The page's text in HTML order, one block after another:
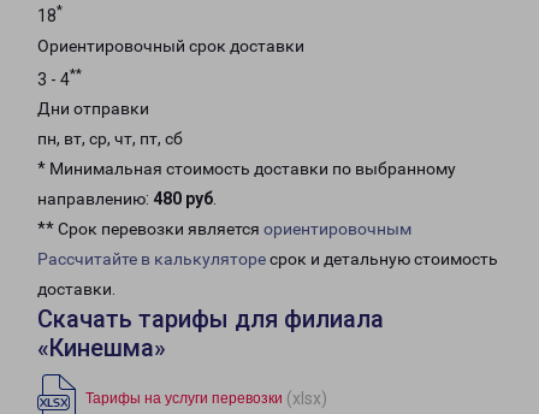
18*
Ориентировочный срок доставки
3 - 4**
Дни отправки
пн, вт, ср, чт, пт, сб
* Минимальная стоимость доставки по выбранному
направлению: 480 руб.
** Срок перевозки является ориентировочным
Рассчитайте в калькуляторесрок и детальную стоимость
доставки.
Скачать тарифы для филиала
«Кинешма»
Тарифы на услуги перевозки (xlsx)